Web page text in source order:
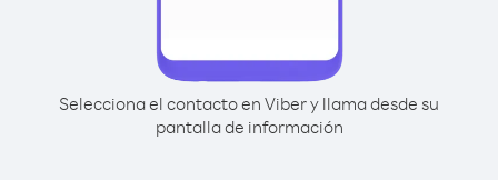
Selecciona el contacto en Viber y llama desde su
pantalla de información